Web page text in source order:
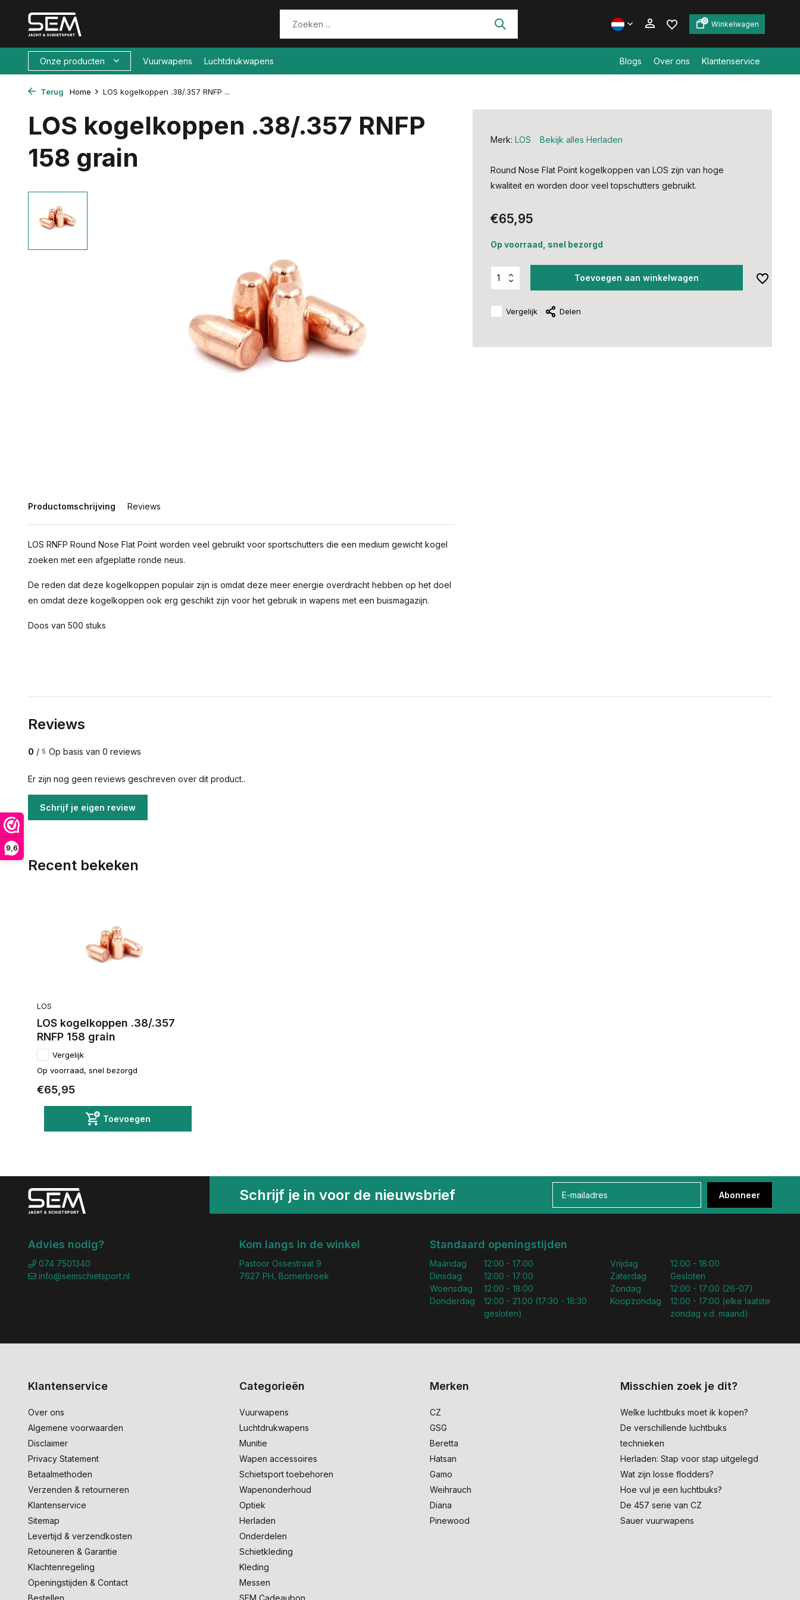
9,6
0 Winkelwagen
Onze producten Vuurwapens Luchtdrukwapens Blogs Over ons Klantenservice
Terug Home LOS kogelkoppen .38/.357 RNFP ...
LOS kogelkoppen .38/.357 RNFP
158 grain
Productomschrijving Reviews
LOS RNFP Round Nose Flat Point worden veel gebruikt voor sportschutters die een medium gewicht kogel
zoeken met een afgeplatte ronde neus.
De reden dat deze kogelkoppen populair zijn is omdat deze meer energie overdracht hebben op het doel
en omdat deze kogelkoppen ook erg geschikt zijn voor het gebruik in wapens met een buismagazijn.
Doos van 500 stuks
Merk: LOS Bekijk alles Herladen
Round Nose Flat Point kogelkoppen van LOS zijn van hoge
kwaliteit en worden door veel topschutters gebruikt.
€65,95
Op voorraad, snel bezorgd
Toevoegen aan winkelwagen
Vergelijk Delen
Reviews
0 / 5 Op basis van 0 reviews
Er zijn nog geen reviews geschreven over dit product..
Schrijf je eigen review
Recent bekeken
LOS
LOS kogelkoppen .38/.357
RNFP 158 grain
Vergelijk
Op voorraad, snel bezorgd
€65,95
Toevoegen
Schrijf je in voor de nieuwsbrief Abonneer
Advies nodig?
074 7501340
info@semschietsport.nl
Kom langs in de winkel
Pastoor Ossestraat 9
7627 PH, Bornerbroek
Standaard openingstijden
Maandag
Dinsdag
Woensdag
Donderdag
12:00 - 17:00
12:00 - 17:00
12:00 - 18:00
12:00 - 21:00 (17:30 - 18:30
gesloten)
Vrijdag
Zaterdag
Zondag
Koopzondag
12:00 - 18:00
Gesloten
12:00 - 17:00 (26-07)
12:00 - 17:00 (elke laatste
zondag v.d. maand)
Klantenservice
Over ons
Algemene voorwaarden
Disclaimer
Privacy Statement
Betaalmethoden
Verzenden & retourneren
Klantenservice
Sitemap
Levertijd & verzendkosten
Retouneren & Garantie
Klachtenregeling
Openingstijden & Contact
Bestellen
Categorieën
Vuurwapens
Luchtdrukwapens
Munitie
Wapen accessoires
Schietsport toebehoren
Wapenonderhoud
Optiek
Herladen
Onderdelen
Schietkleding
Kleding
Messen
SEM Cadeaubon
Merken
CZ
GSG
Beretta
Hatsan
Gamo
Weihrauch
Diana
Pinewood
Misschien zoek je dit?
Welke luchtbuks moet ik kopen?
De verschillende luchtbuks
technieken
Herladen: Stap voor stap uitgelegd
Wat zijn losse flodders?
Hoe vul je een luchtbuks?
De 457 serie van CZ
Sauer vuurwapens